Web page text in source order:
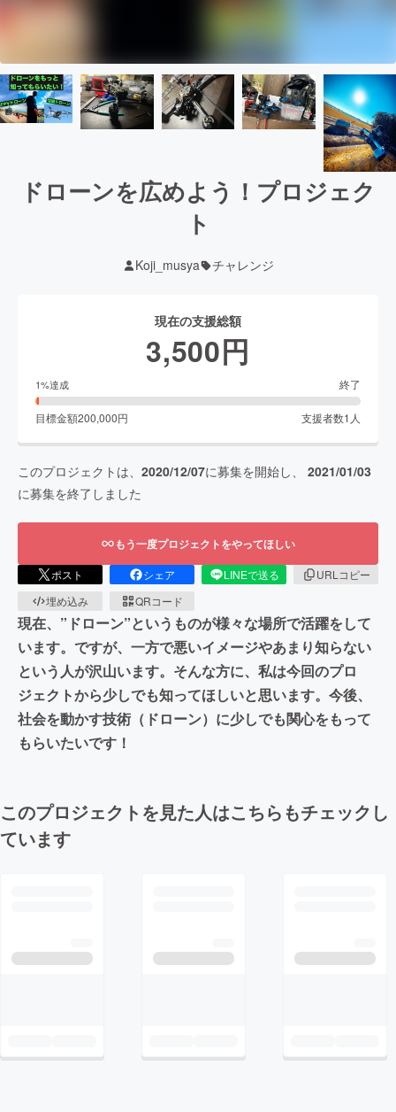
ドローンを広めよう！プロジェク
ト
Koji_musya チャレンジ
現在の支援総額
3,500円
1%達成 終了
目標金額200,000円 支援者数1 人
このプロジェクトは、 2020/12/07に募集を開始し、 2021/01/03
に募集を終了しました
もう一度プロジェクトをやってほしい
ポスト シェア LINEで送る
URLコピー
埋め込み
QRコード
現在、”ドローン”というものが様々な場所で活躍をして
います。ですが、一方で悪いイメージやあまり知らない
という人が沢山います。そんな方に、私は今回のプロ
ジェクトから少しでも知ってほしいと思います。今後、
社会を動かす技術（ドローン）に少しでも関心をもって
もらいたいです！
このプロジェクトを見た人はこちらもチェックし
ています